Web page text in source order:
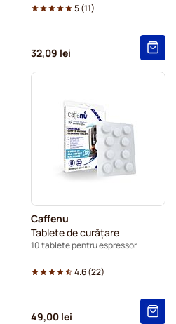
5(11)
32,09 lei
Caffenu
Tablete de curățare
10 tablete pentru espressor
4.6(22)
49,00 lei